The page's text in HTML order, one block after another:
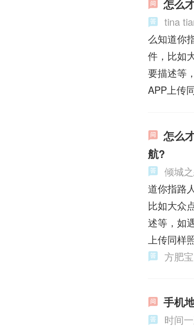
怎么
tina
么知道你
件，比如
要描述等
APP上传
怎么
航?
倾城
道你指路
比如大众
述等，如
上传同样
方肥宝
手机
时间